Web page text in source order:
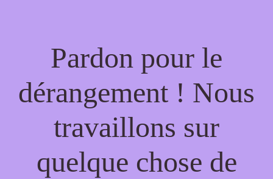
Pardon pour le
dérangement ! Nous
travaillons sur
quelque chose de